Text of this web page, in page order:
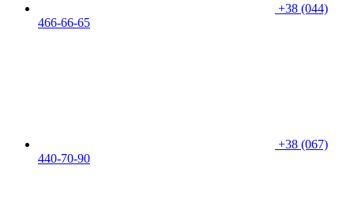
+38 (044)
466-66-65
+38 (067)
440-70-90